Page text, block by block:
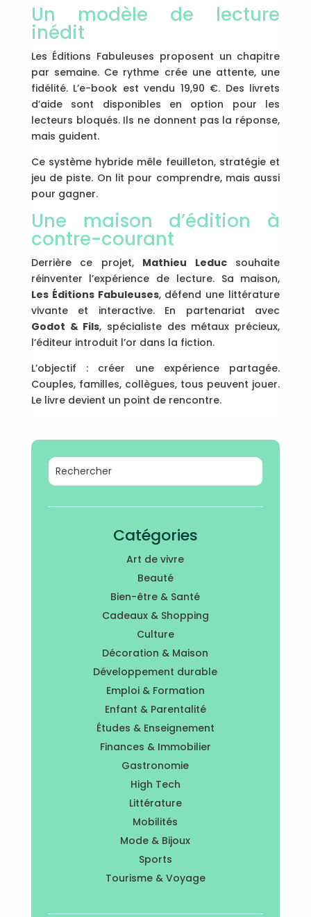
Un modèle de lecture
inédit
Les Éditions Fabuleuses proposent un chapitre
par semaine. Ce rythme crée une attente, une
fidélité. L’e-book est vendu 19,90 €. Des livrets
d’aide sont disponibles en option pour les
lecteurs bloqués. Ils ne donnent pas la réponse,
mais guident.
Ce système hybride mêle feuilleton, stratégie et
jeu de piste. On lit pour comprendre, mais aussi
pour gagner.
Une maison d’édition à
contre-courant
Derrière ce projet, Mathieu Leducsouhaite
réinventer l’expérience de lecture. Sa maison,
Les Éditions Fabuleuses, défend une littérature
vivante et interactive. En partenariat avec
Godot & Fils, spécialiste des métaux précieux,
l’éditeur introduit l’or dans la fiction.
L’objectif : créer une expérience partagée.
Couples, familles, collègues, tous peuvent jouer.
Le livre devient un point de rencontre.
Catégories
Art de vivre
Beauté
Bien-être & Santé
Cadeaux & Shopping
Culture
Décoration & Maison
Développement durable
Emploi & Formation
Enfant & Parentalité
Études & Enseignement
Finances & Immobilier
Gastronomie
High Tech
Littérature
Mobilités
Mode & Bijoux
Sports
Tourisme & Voyage